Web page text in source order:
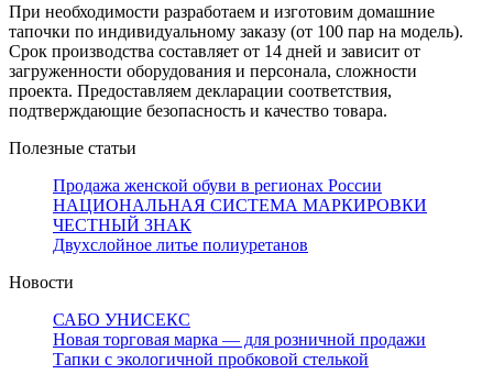
При необходимости разработаем и изготовим домашние
тапочки по индивидуальному заказу (от 100 пар на модель).
Срок производства составляет от 14 дней и зависит от
загруженности оборудования и персонала, сложности
проекта. Предоставляем декларации соответствия,
подтверждающие безопасность и качество товара.
Полезные статьи
Продажа женской обуви в регионах России
НАЦИОНАЛЬНАЯ СИСТЕМА МАРКИРОВКИ
ЧЕСТНЫЙ ЗНАК
Двухслойное литье полиуретанов
Новости
САБО УНИСЕКС
Новая торговая марка — для розничной продажи
Тапки с экологичной пробковой стелькой